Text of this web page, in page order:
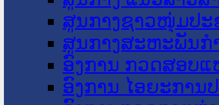
ສູນກາງຊາວໜຸ່ມປະ
ສູນກາງສະຫະພັນກ
ອົງການ ກວດສອບແ
ອົງການ ໄອຍະການ